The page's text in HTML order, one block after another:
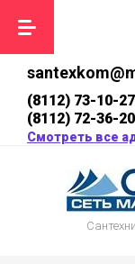
(8112) 73-10-27
(8112) 72-36-20
Смотреть все